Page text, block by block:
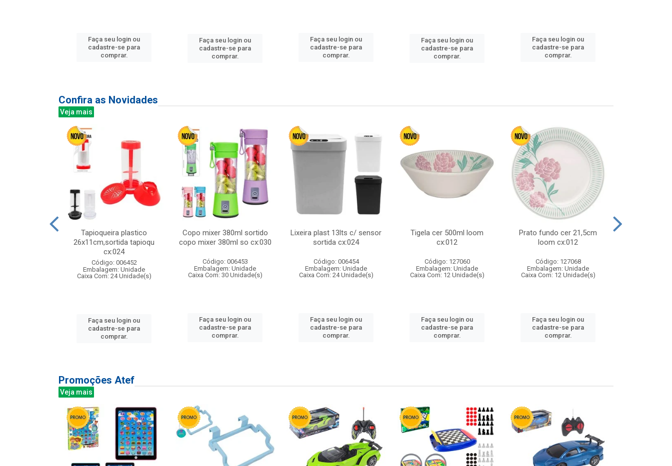
Faça seu login ou
cadastre-se para
comprar.
Faça seu login ou
cadastre-se para
comprar.
Faça seu login ou
cadastre-se para
comprar.
Faça seu login ou
cadastre-se para
comprar.
Faça seu login ou
cadastre-se para
comprar.
Confira as Novidades
Veja mais
Tapioqueira plastico
26x11cm,sortida tapioqu
cx:024
Código: 006452
Embalagem: Unidade
Caixa Com: 24 Unidade(s)
Faça seu login ou
cadastre-se para
comprar.
Copo mixer 380ml sortido
copo mixer 380ml so cx:030
Código: 006453
Embalagem: Unidade
Caixa Com: 30 Unidade(s)
Faça seu login ou
cadastre-se para
comprar.
Lixeira plast 13lts c/ sensor
sortida cx:024
Código: 006454
Embalagem: Unidade
Caixa Com: 24 Unidade(s)
Faça seu login ou
cadastre-se para
comprar.
Tigela cer 500ml loom
cx:012
Código: 127060
Embalagem: Unidade
Caixa Com: 12 Unidade(s)
Faça seu login ou
cadastre-se para
comprar.
Prato fundo cer 21,5cm
loom cx:012
Código: 127068
Embalagem: Unidade
Caixa Com: 12 Unidade(s)
Faça seu login ou
cadastre-se para
comprar.
Promoções Atef
Veja mais